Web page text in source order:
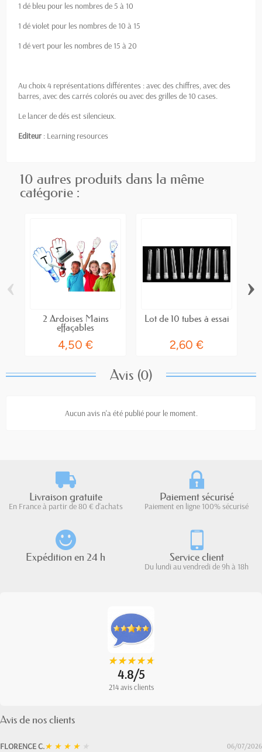
1 dé bleu pour les nombres de 5 à 10
1 dé violet pour les nombres de 10 à 15
1 dé vert pour les nombres de 15 à 20
Au choix 4 représentations différentes : avec des chiffres, avec des
barres, avec des carrés colorés ou avec des grilles de 10 cases.
Le lancer de dés est silencieux.
Editeur : Learning resources
10 autres produits dans la même
catégorie :
2 Ardoises Mains
effaçables
4,50 €
Lot de 10 tubes à essai
2,60 €
‹ ›
Avis (0)
Aucun avis n'a été publié pour le moment.
Livraison gratuite
En France à partir de 80 € d'achats
Paiement sécurisé
Paiement en ligne 100% sécurisé
Expédition en 24 h Service client
Du lundi au vendredi de 9h à 18h
★
★★
★★
★★
★★
★
4.8/5
214 avis clients
Avis de nos clients
FLORENCE C.★ ★ ★ ★ ★ 06/07/2026